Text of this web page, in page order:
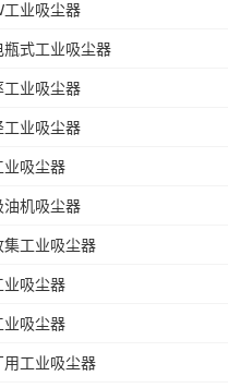
工业吸尘器
瓶式工业吸尘器
工业吸尘器
工业吸尘器
业吸尘器
油机吸尘器
集工业吸尘器
业吸尘器
业吸尘器
用工业吸尘器